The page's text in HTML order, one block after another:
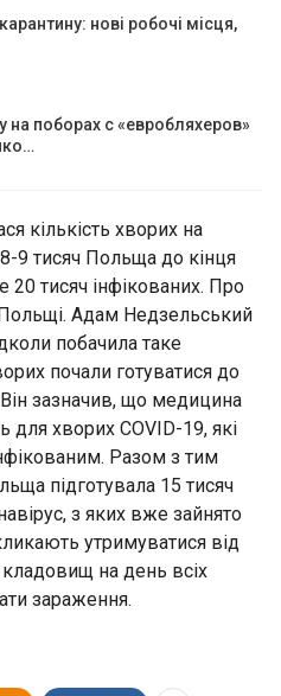
нові робочі місця,
на поборах с «евробляхеров»
кількість хворих на
9 тисяч Польща до кінця
тисяч інфікованих. Про
Адам Недзельський
побачила таке
почали готуватися до
зазначив, що медицина
для хворих COVID-19, які
Разом з тим
підготувала 15 тисяч
з яких вже зайнято
утримуватися від
кладовищ на день всіх
зараження.